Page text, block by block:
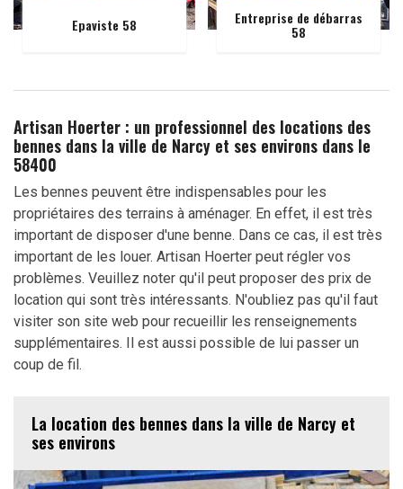
Epaviste 58 Entreprise de débarras
58
Artisan Hoerter : un professionnel des locations des
bennes dans la ville de Narcy et ses environs dans le
58400
Les bennes peuvent être indispensables pour les
propriétaires des terrains à aménager. En effet, il est très
important de disposer d'une benne. Dans ce cas, il est très
important de les louer. Artisan Hoerter peut régler vos
problèmes. Veuillez noter qu'il peut proposer des prix de
location qui sont très intéressants. N'oubliez pas qu'il faut
visiter son site web pour recueillir les renseignements
supplémentaires. Il est aussi possible de lui passer un
coup de fil.
La location des bennes dans la ville de Narcy et
ses environs